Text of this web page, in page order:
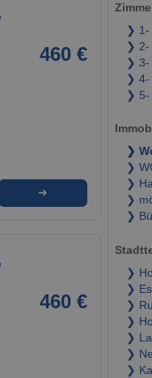
460 €
➜
460 €
❯ 1-
❯ 2-
❯ 3-
❯ 4-
❯ 5-
❯
❯
❯
❯
❯
❯
❯
❯
❯
❯
❯
❯